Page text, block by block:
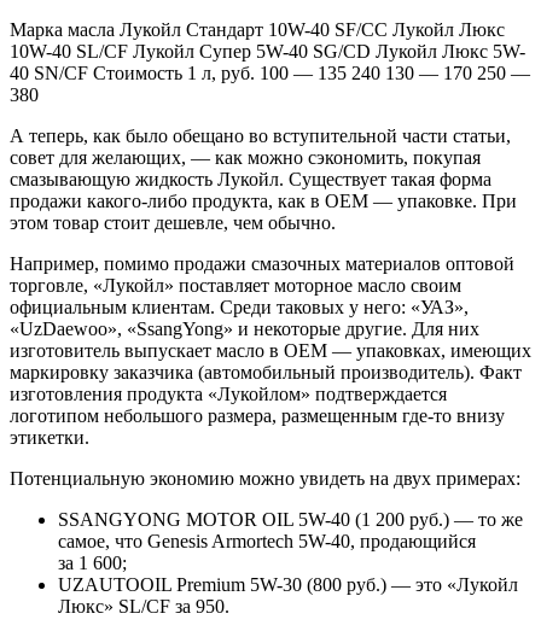
Марка масла Лукойл Стандарт 10W-40 SF/CC Лукойл Люкс
10W-40 SL/CF Лукойл Супер 5W-40 SG/CD Лукойл Люкс 5W-
40 SN/CF Стоимость 1 л, руб. 100 — 135 240 130 — 170 250 —
380
А теперь, как было обещано во вступительной части статьи,
совет для желающих, — как можно сэкономить, покупая
смазывающую жидкость Лукойл. Существует такая форма
продажи какого-либо продукта, как в OEM — упаковке. При
этом товар стоит дешевле, чем обычно.
Например, помимо продажи смазочных материалов оптовой
торговле, «Лукойл» поставляет моторное масло своим
официальным клиентам. Среди таковых у него: «УАЗ»,
«UzDaewoo», «SsangYong» и некоторые другие. Для них
изготовитель выпускает масло в OEM — упаковках, имеющих
маркировку заказчика (автомобильный производитель). Факт
изготовления продукта «Лукойлом» подтверждается
логотипом небольшого размера, размещенным где-то внизу
этикетки.
Потенциальную экономию можно увидеть на двух примерах:
SSANGYONG MOTOR OIL 5W-40 (1 200 руб.) — то же
самое, что Genesis Armortech 5W-40, продающийся
за 1 600;
UZAUTOOIL Premium 5W-30 (800 руб.) — это «Лукойл
Люкс» SL/CF за 950.